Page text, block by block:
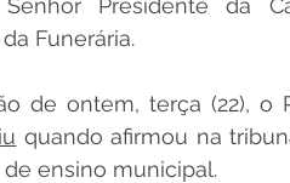
Senhor Presidente da
Funerária.
de ontem, terça (22), o
quando afirmou na
ensino municipal.